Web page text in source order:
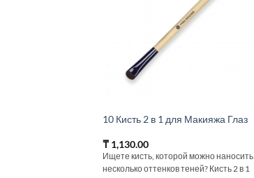
10 Кисть 2 в 1 для Макияжа Глаз
₸1,130.00
Ищете кисть, которой можно наносить
несколько оттенков теней? Кисть 2 в 1